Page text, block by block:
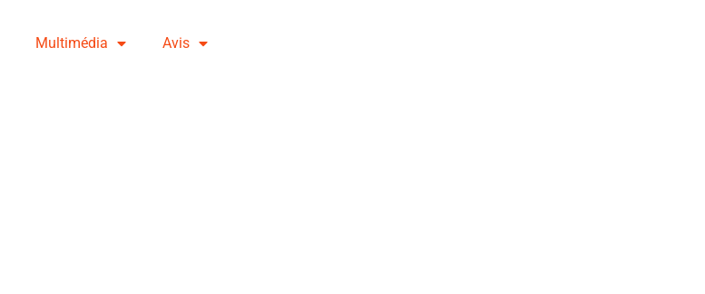
Multimédia Avis